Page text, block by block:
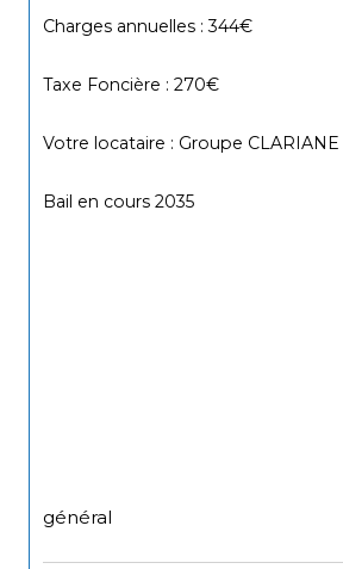
Charges annuelles : 344€
Taxe Foncière : 270€
Votre locataire : Groupe CLARIANE
Bail en cours 2035
général